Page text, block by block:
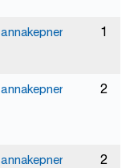
annakepner 1
annakepner 2
annakepner 2